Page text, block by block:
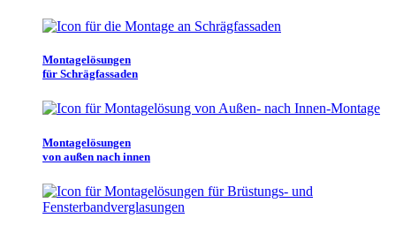
Montagelösungen
für Schrägfassaden
Montagelösungen
von außen nach innen